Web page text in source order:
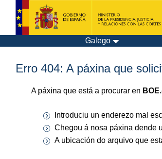
Galego
Erro 404: A páxina que
A páxina que está a procurar en
Introduciu un enderezo mal
Chegou á nosa páxina dende
A ubicación do arquivo que